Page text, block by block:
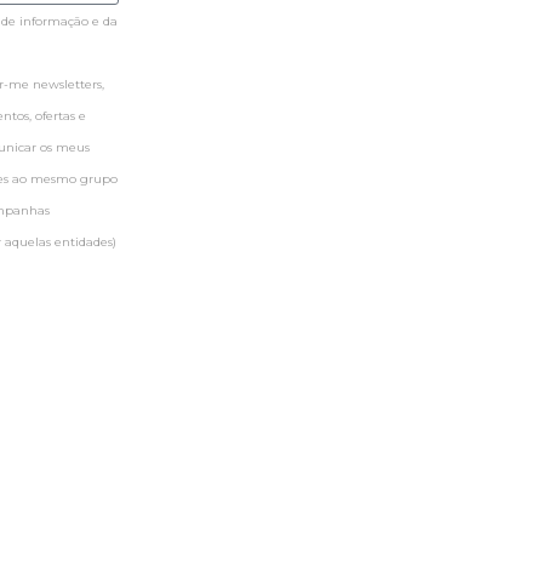
informação e da
me newsletters,
ofertas e
os meus
ao mesmo grupo
entidades)